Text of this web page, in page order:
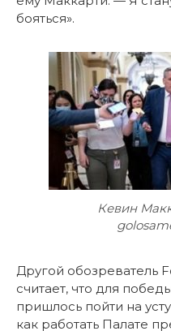
бояться».
Кевин
Другой обозреватель
считает, что для
пришлось пойти на
как работать Палате